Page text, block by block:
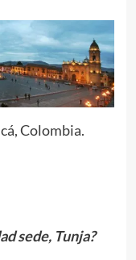
Colombia.
sede, Tunja?